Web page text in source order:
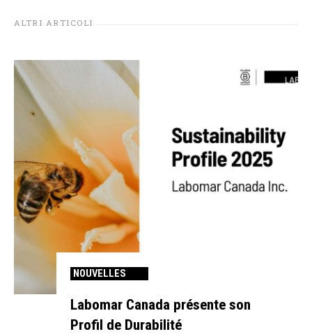
ALTRI ARTICOLI
NOUVELLES
Labomar Canada présente son
Profil de Durabilité